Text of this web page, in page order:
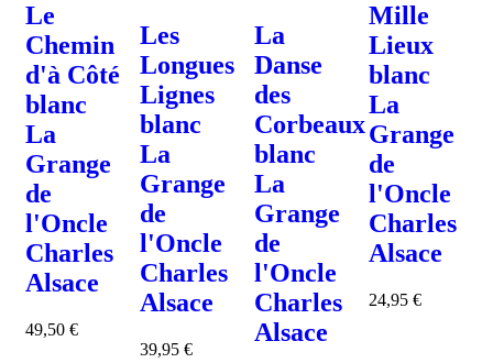
Le
Chemin
d'à Côté
blanc
La
Grange
de
l'Oncle
Charles
Alsace
49,50 €
Les
Longues
Lignes
blanc
La
Grange
de
l'Oncle
Charles
Alsace
39,95 €
La
Danse
des
Corbeaux
blanc
La
Grange
de
l'Oncle
Charles
Alsace
Mille
Lieux
blanc
La
Grange
de
l'Oncle
Charles
Alsace
24,95 €